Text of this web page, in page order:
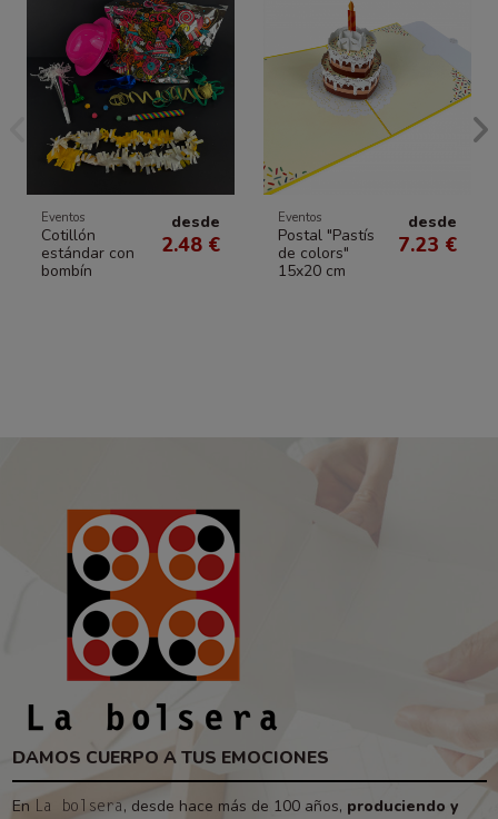
Eventos
Cotillón
estándar con
bombín
desde
2.48 €
Eventos
Postal "Pastís
de colors"
15x20 cm
desde
7.23 €
DAMOS CUERPO A TUS EMOCIONES
En La bolsera , desde hace más de 100 años, produciendo y